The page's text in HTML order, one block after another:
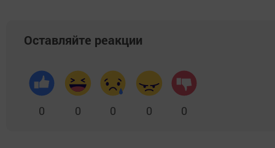
Оставляйте реакции
0 0 0 0 0